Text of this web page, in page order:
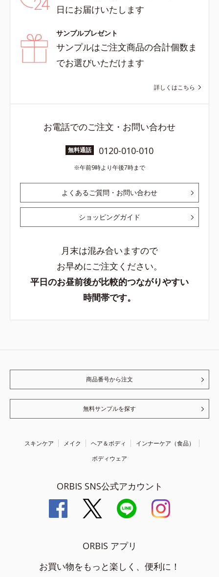
日にお届けいたします
サンプルプレゼント
サンプルはご注文商品の合計個数ま
でお選びいただけます
詳しくはこちら
お電話でのご注文・お問い合わせ
無料通話 0120-010-010
午前9時より午後7時まで
よくあるご質問・お問い合わせ
ショッピングガイド
月末は混み合いますので
お早めにご注文ください。
平日のお昼前後が比較的つながりやすい
時間帯です。
商品番号から注文
無料サンプルを探す
スキンケア メイク ヘア＆ボディ
インナーケア（食品）
ボディウェア
ORBIS SNS公式アカウント
ORBIS アプリ
お買い物をもっと楽しく、便利に！